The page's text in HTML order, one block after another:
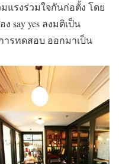
แรงร่วมใจกันก่อตั้ง โดย
say yes ลงมติเป็น
ารทดสอบ ออกมาเป็น